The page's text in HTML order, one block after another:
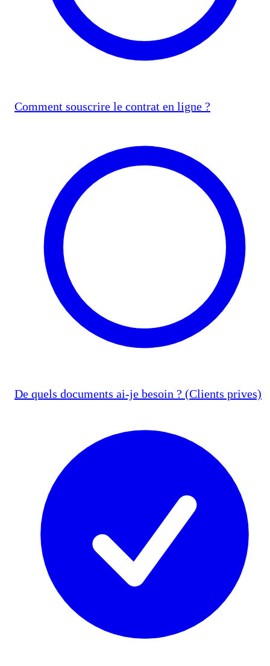
Comment souscrire le contrat en ligne ?
De quels documents ai-je besoin ? (Clients prives)